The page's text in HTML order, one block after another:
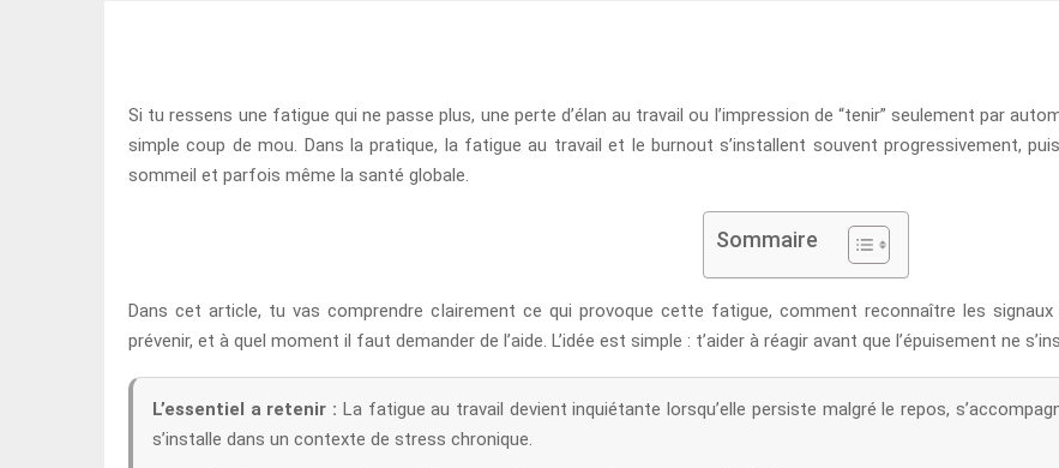
Si tu ressens une fatigue qui ne passe plus, une perte d’élan au travail ou l’impression de “tenir” seulement par
simple coup de mou. Dans la pratique, la fatigue au travail et le burnout s’installent souvent progressivement,
sommeil et parfois même la santé globale.
Sommaire
Dans cet article, tu vas comprendre clairement ce qui provoque cette fatigue, comment reconnaître les
prévenir, et à quel moment il faut demander de l’aide. L’idée est simple : t’aider à réagir avant que l’épuisement ne
L’essentiel a retenir : La fatigue au travail devient inquiétante lorsqu’elle persiste malgré le repos,
s’installe dans un contexte de stress chronique.